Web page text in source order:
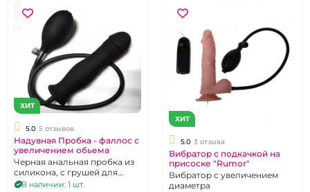
ХИТ
5.0 5 отзывов
Надувная Пробка - фаллос с
увеличением обьема
Черная анальная пробка из
силикона, с грушей для
подкачки
В наличии: 1 шт.
ХИТ
5.0 3 отзыва
Вибратор с подкачкой на
присоске "Rumor"
Вибратор с увеличением
диаметра